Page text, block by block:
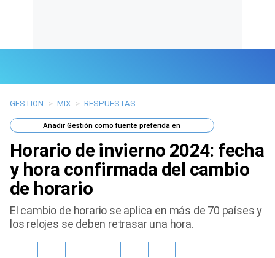
Últimas Noticias
Mi Bolsillo
Respuestas
Gente
Vida Laboral
GESTION > MIX > RESPUESTAS
AñadirGestión como fuente preferida en
Horario de invierno 2024: fecha
y hora confirmada del cambio
de horario
El cambio de horario se aplica en más de 70 países y
los relojes se deben retrasar una hora.